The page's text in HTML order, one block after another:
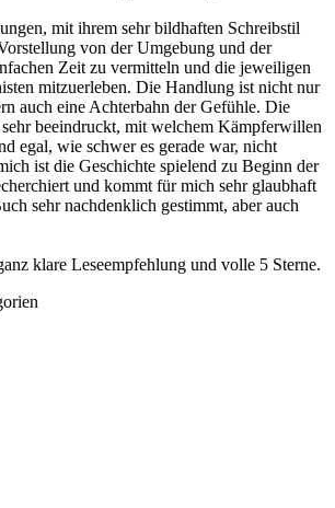
mit ihrem sehr bildhaften Schreibstil
von der Umgebung und der
Zeit zu vermitteln und die jeweiligen
mitzuerleben. Die Handlung ist nicht nur
auch eine Achterbahn der Gefühle. Die
beeindruckt, mit welchem Kämpferwillen
egal, wie schwer es gerade war, nicht
ist die Geschichte spielend zu Beginn der
und kommt für mich sehr glaubhaft
sehr nachdenklich gestimmt, aber auch
klare Leseempfehlung und volle 5 Sterne.